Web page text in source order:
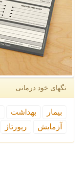
تگهای خود درمانی
بیمار بهداشت
آزمایش
رپورتاژ